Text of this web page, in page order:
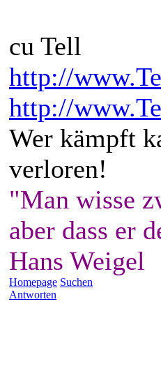
cu Tell
http://
http://
Wer kämpft
verloren!
"Man wisse
aber dass er
Hans Weigel
Homepage Suchen
Antworten